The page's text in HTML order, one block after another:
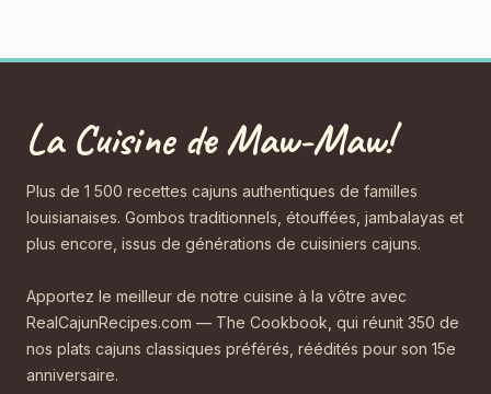
La Cuisine de Maw-Maw!
Plus de 1 500 recettes cajuns authentiques de familles
louisianaises. Gombos traditionnels, étouffées, jambalayas et
plus encore, issus de générations de cuisiniers cajuns.
Apportez le meilleur de notre cuisine à la vôtre avec
RealCajunRecipes.com — The Cookbook, qui réunit 350 de
nos plats cajuns classiques préférés, réédités pour son 15e
anniversaire.